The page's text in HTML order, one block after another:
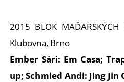
2015 BLOK MAĎARSKÝCH
Klubovna, Brno
Ember Sári: Em Casa;
up;Schmied Andi: Jing Jin